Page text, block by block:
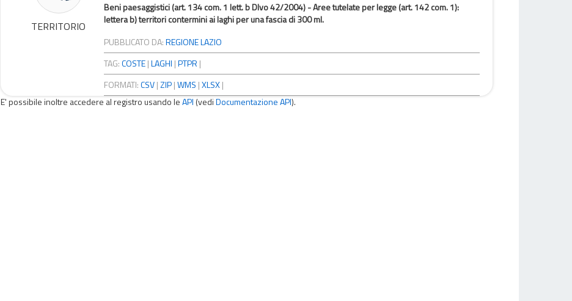
TERRITORIO
Beni paesaggistici (art. 134 com. 1 lett. b Dlvo 42/2004) - Aree tutelate per legge (art. 142 com. 1):
lettera b) territori contermini ai laghi per una fascia di 300 ml.
PUBBLICATO DA:REGIONE LAZIO
TAG:COSTE |LAGHI |PTPR |
FORMATI:CSV |ZIP |WMS |XLSX |
E' possibile inoltre accedere al registro usando leAPI (vediDocumentazione API).